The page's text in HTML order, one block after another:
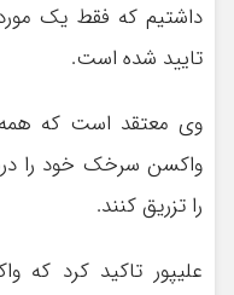
داشتیم که فقط یک
تایید شده است.
واکسن سرخک خود را
را تزریق کنند.
علیپور تاکید کرد که